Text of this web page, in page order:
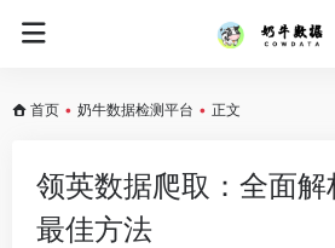
首页 • 奶牛数据检测平台 • 正文
领英数据爬取：全面
最佳方法